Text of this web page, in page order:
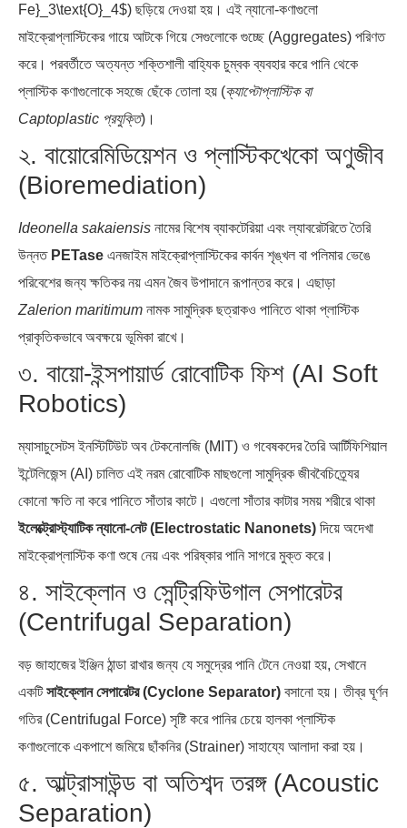
Fe}_3\text{O}_4$) ছড়িয়ে দেওয়া হয়। এই ন্যানো-কণাগুলো
মাইক্রোপ্লাস্টিকের গায়ে আটকে গিয়ে সেগুলোকে গুচ্ছে (Aggregates) পরিণত
করে। পরবর্তীতে অত্যন্ত শক্তিশালী বাহ্যিক চুম্বক ব্যবহার করে পানি থেকে
প্লাস্টিক কণাগুলোকে সহজে ছেঁকে তোলা হয় (ক্যাপ্টোপ্লাস্টিক বা
Captoplastic প্রযুক্তি)।
২. বায়োরেমিডিয়েশন ও প্লাস্টিকখেকো অণুজীব
(Bioremediation)
Ideonella sakaiensis নামের বিশেষ ব্যাকটেরিয়া এবং ল্যাবরেটরিতে তৈরি
উন্নত PETase এনজাইম মাইক্রোপ্লাস্টিকের কার্বন শৃঙ্খল বা পলিমার ভেঙে
পরিবেশের জন্য ক্ষতিকর নয় এমন জৈব উপাদানে রূপান্তর করে। এছাড়া
Zalerion maritimum নামক সামুদ্রিক ছত্রাকও পানিতে থাকা প্লাস্টিক
প্রাকৃতিকভাবে অবক্ষয়ে ভূমিকা রাখে।
৩. বায়ো-ইন্সপায়ার্ড রোবোটিক ফিশ (AI Soft
Robotics)
ম্যাসাচুসেটস ইনস্টিটিউট অব টেকনোলজি (MIT) ও গবেষকদের তৈরি আর্টিফিশিয়াল
ইন্টেলিজেন্স (AI) চালিত এই নরম রোবোটিক মাছগুলো সামুদ্রিক জীববৈচিত্র্যের
কোনো ক্ষতি না করে পানিতে সাঁতার কাটে। এগুলো সাঁতার কাটার সময় শরীরে থাকা
ইলেক্ট্রোস্ট্যাটিক ন্যানো-নেট (Electrostatic Nanonets) দিয়ে অদেখা
মাইক্রোপ্লাস্টিক কণা শুষে নেয় এবং পরিষ্কার পানি সাগরে মুক্ত করে।
৪. সাইক্লোন ও সেন্ট্রিফিউগাল সেপারেটর
(Centrifugal Separation)
বড় জাহাজের ইঞ্জিন ঠান্ডা রাখার জন্য যে সমুদ্রের পানি টেনে নেওয়া হয়, সেখানে
একটিসাইক্লোন সেপারেটর (Cyclone Separator) বসানো হয়। তীব্র ঘূর্ণন
গতির (Centrifugal Force) সৃষ্টি করে পানির চেয়ে হালকা প্লাস্টিক
কণাগুলোকে একপাশে জমিয়ে ছাঁকনির (Strainer) সাহায্যে আলাদা করা হয়।
৫. আল্ট্রাসাউন্ড বা অতিশব্দ তরঙ্গ (Acoustic
Separation)